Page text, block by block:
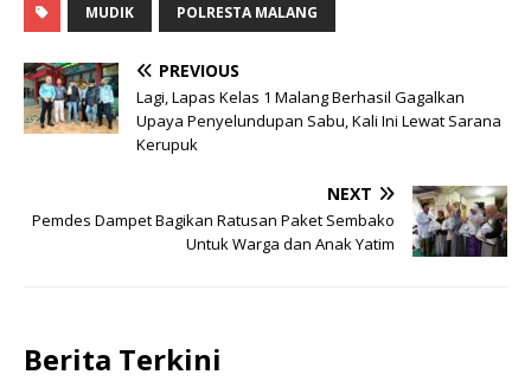
MUDIK POLRESTA MALANG
PREVIOUS
Lagi, Lapas Kelas 1 Malang Berhasil Gagalkan
Upaya Penyelundupan Sabu, Kali Ini Lewat Sarana
Kerupuk
NEXT
Pemdes Dampet Bagikan Ratusan Paket Sembako
Untuk Warga dan Anak Yatim
Berita Terkini